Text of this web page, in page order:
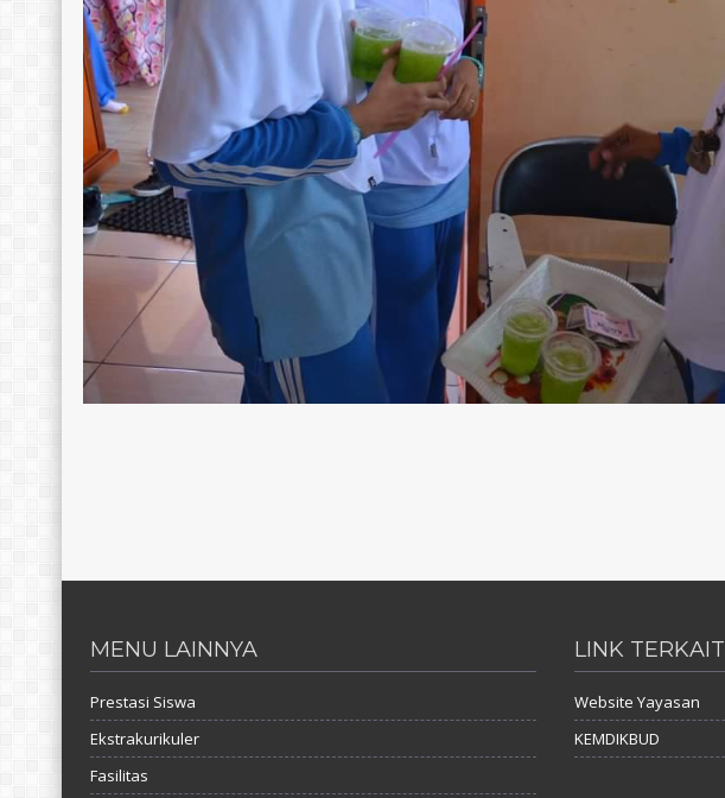
MENU LAINNYA
Prestasi Siswa
Ekstrakurikuler
Fasilitas
LINK TERKAIT
Website Yayasan
KEMDIKBUD